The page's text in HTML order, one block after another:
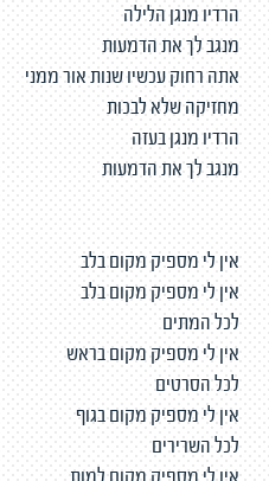
הרדיו מנגן הלילה
מנגב לך את הדמעות
אתה רחוק עכשיו שנות אור ממני
מחזיקה שלא לבכות
הרדיו מנגן בעזה
מנגב לך את הדמעות
אין לי מספיק מקום בלב
אין לי מספיק מקום בלב
לכל המתים
אין לי מספיק מקום בראש
לכל הסרטים
אין לי מספיק מקום בגוף
לכל השרירים